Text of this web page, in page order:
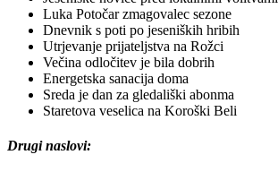
Luka Potočar zmagovalec sezone
Dnevnik s poti po jeseniških hribih
Utrjevanje prijateljstva na Rožci
Večina odločitev je bila dobrih
Energetska sanacija doma
Sreda je dan za gledališki abonma
Staretova veselica na Koroški Beli
Drugi naslovi: